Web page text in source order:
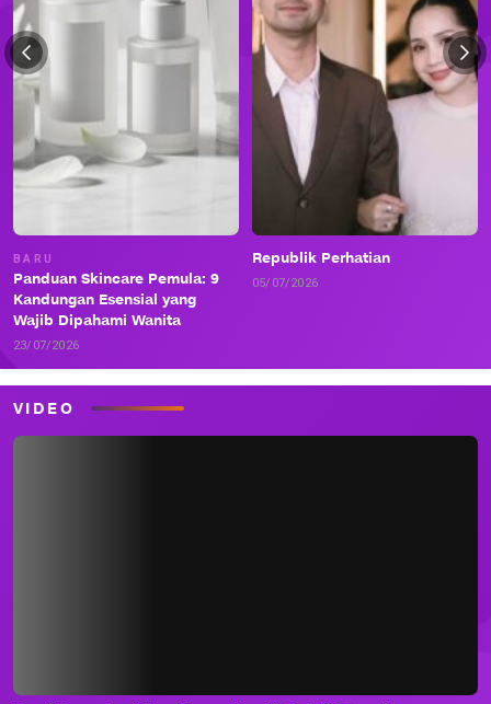
BARU
Panduan Skincare Pemula: 9
Kandungan Esensial yang
Wajib Dipahami Wanita
23/07/2026
Republik Perhatian
05/07/2026
VIDEO